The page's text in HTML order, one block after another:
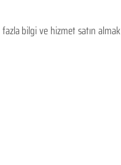
bilgi ve hizmet satın almak